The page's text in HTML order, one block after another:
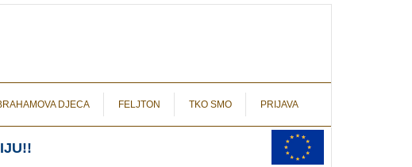
DJECA FELJTON TKO SMO PRIJAVA